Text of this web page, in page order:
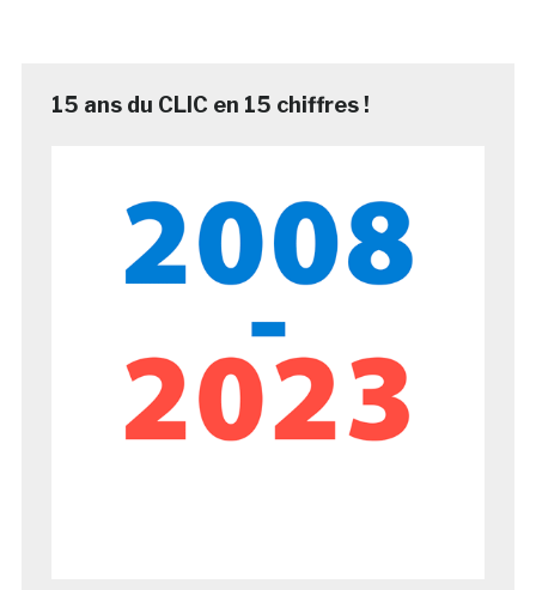
15 ans du CLIC en 15 chiffres !